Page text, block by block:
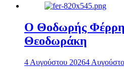
Ο Θοδωρής
Θεοδωράκη
4 Αυγούστου 20264